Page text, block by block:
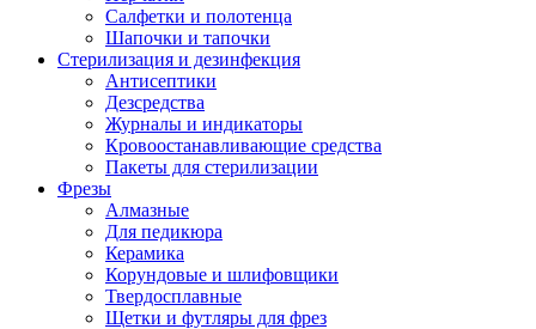
Салфетки и полотенца
Шапочки и тапочки
Стерилизация и дезинфекция
Антисептики
Дезсредства
Журналы и индикаторы
Кровоостанавливающие средства
Пакеты для стерилизации
Фрезы
Алмазные
Для педикюра
Керамика
Корундовые и шлифовщики
Твердосплавные
Щетки и футляры для фрез